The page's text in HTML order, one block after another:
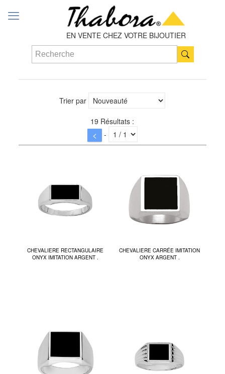
EN VENTE CHEZ VOTRE BIJOUTIER
Trier par
19 Résultats :
< -
CHEVALIERE RECTANGULAIRE
ONYX IMITATION ARGENT .
CHEVALIERE CARRÉE IMITATION
ONYX ARGENT .